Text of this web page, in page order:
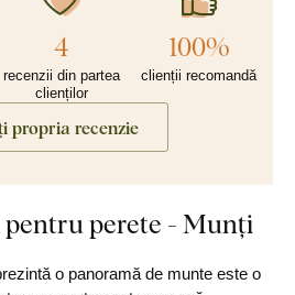
4
recenzii din partea
clienților
100%
clienții recomandă
propria recenzie
perete - Munți
o panoramă de munte este o